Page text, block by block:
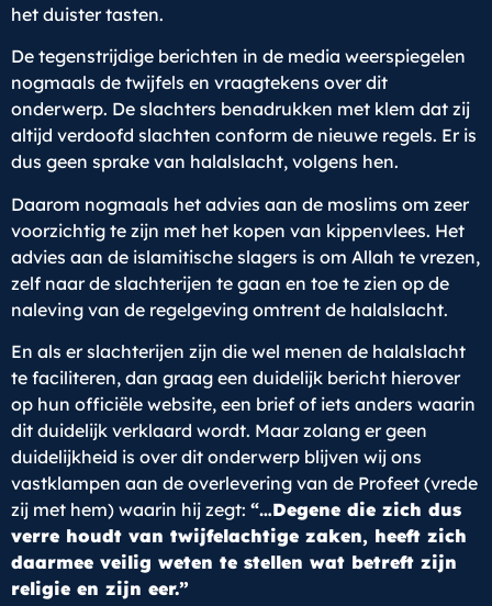
het duister tasten.
De tegenstrijdige berichten in de media weerspiegelen
nogmaals de twijfels en vraagtekens over dit
onderwerp. De slachters benadrukken met klem dat zij
altijd verdoofd slachten conform de nieuwe regels. Er is
dus geen sprake van halalslacht, volgens hen.
Daarom nogmaals het advies aan de moslims om zeer
voorzichtig te zijn met het kopen van kippenvlees. Het
advies aan de islamitische slagers is om Allah te vrezen,
zelf naar de slachterijen te gaan en toe te zien op de
naleving van de regelgeving omtrent de halalslacht.
En als er slachterijen zijn die wel menen de halalslacht
te faciliteren, dan graag een duidelijk bericht hierover
op hun officiële website, een brief of iets anders waarin
dit duidelijk verklaard wordt. Maar zolang er geen
duidelijkheid is over dit onderwerp blijven wij ons
vastklampen aan de overlevering van de Profeet (vrede
zij met hem) waarin hij zegt: “…Degene die zich dus
verre houdt van twijfelachtige zaken, heeft zich
daarmee veilig weten te stellen wat betreft zijn
religie en zijn eer.”